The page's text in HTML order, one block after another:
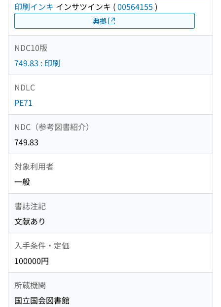
印刷インキ インサツインキ (00564155 )
典拠
NDC10版
749.83 : 印刷
NDLC
PE71
NDC（参考図書紹介）
749.83
対象利用者
一般
書誌注記
文献あり
入手条件・定価
100000円
所蔵機関
国立国会図書館